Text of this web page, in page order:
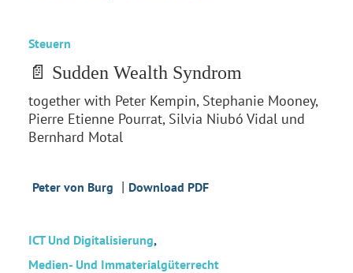
Steuern
📄 Sudden Wealth Syndrom
together with Peter Kempin, Stephanie Mooney,
Pierre Etienne Pourrat, Silvia Niubó Vidal und
Bernhard Motal
Peter von Burg | Download PDF
ICT Und Digitalisierung,
Medien- Und Immaterialgüterrecht